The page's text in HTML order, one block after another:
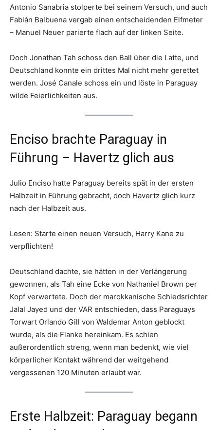
Antonio Sanabria stolperte bei seinem Versuch, und auch
Fabián Balbuena vergab einen entscheidenden Elfmeter
– Manuel Neuer parierte flach auf der linken Seite.
Doch Jonathan Tah schoss den Ball über die Latte, und
Deutschland konnte ein drittes Mal nicht mehr gerettet
werden. José Canale schoss ein und löste in Paraguay
wilde Feierlichkeiten aus.
Enciso brachte Paraguay in
Führung – Havertz glich aus
Julio Enciso hatte Paraguay bereits spät in der ersten
Halbzeit in Führung gebracht, doch Havertz glich kurz
nach der Halbzeit aus.
Lesen: Starte einen neuen Versuch, Harry Kane zu
verpflichten!
Deutschland dachte, sie hätten in der Verlängerung
gewonnen, als Tah eine Ecke von Nathaniel Brown per
Kopf verwertete. Doch der marokkanische Schiedsrichter
Jalal Jayed und der VAR entschieden, dass Paraguays
Torwart Orlando Gill von Waldemar Anton geblockt
wurde, als die Flanke hereinkam. Es schien
außerordentlich streng, wenn man bedenkt, wie viel
körperlicher Kontakt während der weitgehend
vergessenen 120 Minuten erlaubt war.
Erste Halbzeit: Paraguay begann